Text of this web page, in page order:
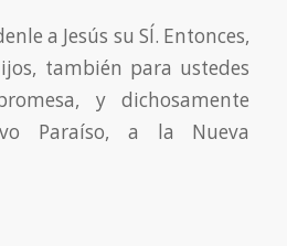
a Jesús su SÍ. Entonces,
también para ustedes
y dichosamente
Paraíso, a la Nueva